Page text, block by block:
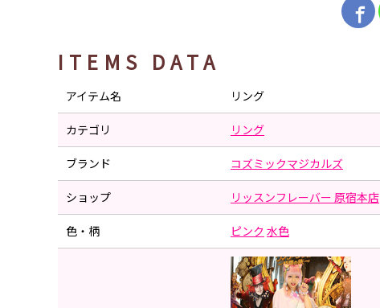
ITEMS DATA
アイテム名 リング
カテゴリ リング
ブランド コズミックマジカルズ
ショップ リッスンフレーバー 原宿本店
色・柄 ピンク 水色